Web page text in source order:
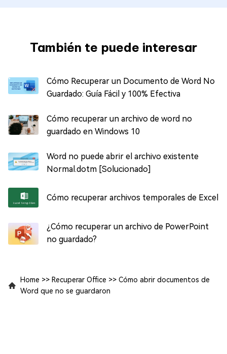
También te puede interesar
Cómo Recuperar un Documento de Word No
Guardado: Guía Fácil y 100% Efectiva
Cómo recuperar un archivo de word no
guardado en Windows 10
Word no puede abrir el archivo existente
Normal.dotm [Solucionado]
Cómo recuperar archivos temporales de Excel
¿Cómo recuperar un archivo de PowerPoint
no guardado?
Home >> Recuperar Office >> Cómo abrir documentos de
Word que no se guardaron